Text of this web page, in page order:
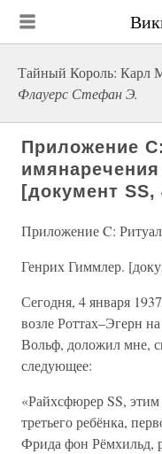
Тайный Король: Карл
Флауерс Стефан Э.
Приложение
[документ SS,
Приложение C:
Генрих Гиммлер.
Сегодня, 4 января
возле Роттах–Эгерн
Вольф, доложил мне,
следующее:
«Райхсфюрер SS,
третьего ребёнка,
Фрида фон Рёмхильд,